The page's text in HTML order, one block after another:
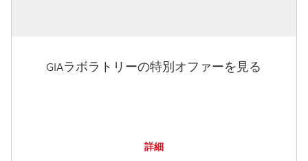
GIAラボラトリーの特別オファーを見る
詳細